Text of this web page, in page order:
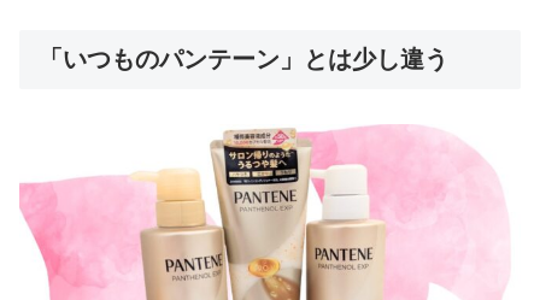
「いつものパンテーン」とは少し違う